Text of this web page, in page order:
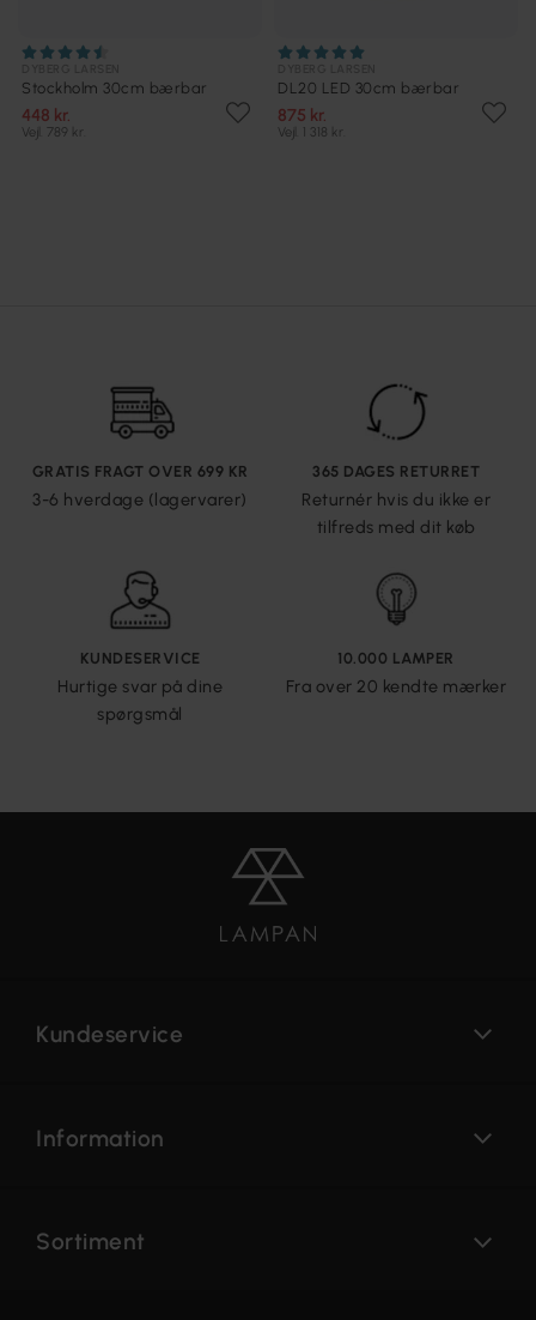
Stockholm 30cm bærbar
448 kr.
Vejl. 789 kr.
DL20 LED 30cm bærbar
875 kr.
Vejl. 1 318 kr.
GRATIS FRAGT OVER 699 KR
3-6 hverdage (lagervarer)
365 DAGES RETURRET
Returnér hvis du ikke er
tilfreds med dit køb
KUNDESERVICE
Hurtige svar på dine
spørgsmål
10.000 LAMPER
Fra over 20 kendte mærker
Kundeservice
Information
Sortiment